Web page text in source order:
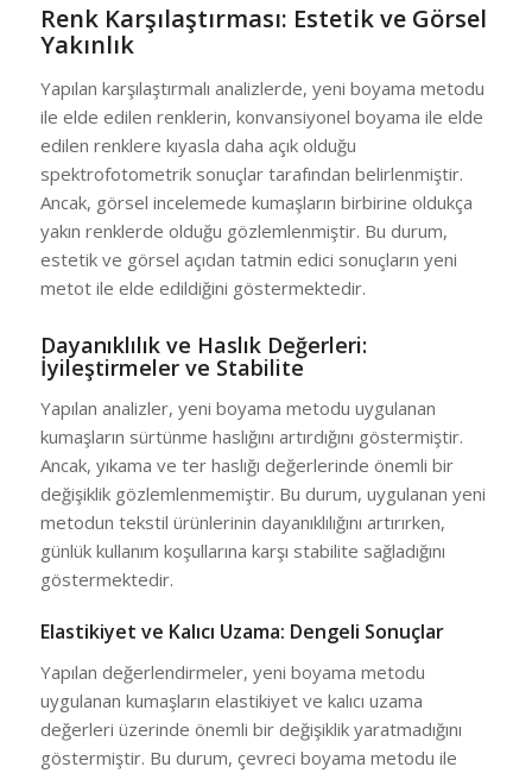
Renk Karşılaştırması: Estetik ve Görsel
Yakınlık
Yapılan karşılaştırmalı analizlerde, yeni boyama metodu
ile elde edilen renklerin, konvansiyonel boyama ile elde
edilen renklere kıyasla daha açık olduğu
spektrofotometrik sonuçlar tarafından belirlenmiştir.
Ancak, görsel incelemede kumaşların birbirine oldukça
yakın renklerde olduğu gözlemlenmiştir. Bu durum,
estetik ve görsel açıdan tatmin edici sonuçların yeni
metot ile elde edildiğini göstermektedir.
Dayanıklılık ve Haslık Değerleri:
İyileştirmeler ve Stabilite
Yapılan analizler, yeni boyama metodu uygulanan
kumaşların sürtünme haslığını artırdığını göstermiştir.
Ancak, yıkama ve ter haslığı değerlerinde önemli bir
değişiklik gözlemlenmemiştir. Bu durum, uygulanan yeni
metodun tekstil ürünlerinin dayanıklılığını artırırken,
günlük kullanım koşullarına karşı stabilite sağladığını
göstermektedir.
Elastikiyet ve Kalıcı Uzama: Dengeli Sonuçlar
Yapılan değerlendirmeler, yeni boyama metodu
uygulanan kumaşların elastikiyet ve kalıcı uzama
değerleri üzerinde önemli bir değişiklik yaratmadığını
göstermiştir. Bu durum, çevreci boyama metodu ile